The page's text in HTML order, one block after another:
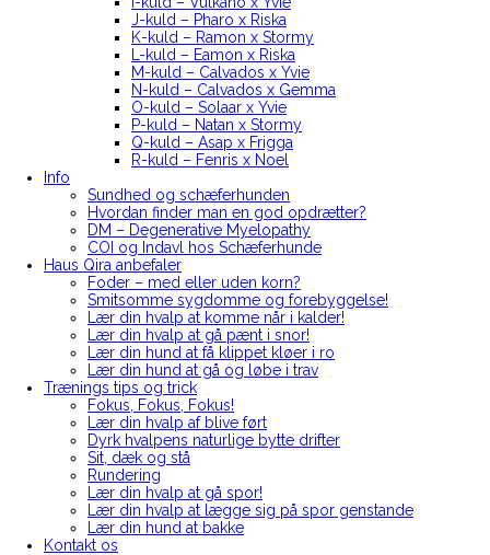
J-kuld – Pharo x Riska
K-kuld – Ramon x Stormy
L-kuld – Eamon x Riska
M-kuld – Calvados x Yvie
N-kuld – Calvados x Gemma
O-kuld – Solaar x Yvie
P-kuld – Natan x Stormy
Q-kuld – Asap x Frigga
R-kuld – Fenris x Noel
Info
Sundhed og schæferhunden
Hvordan finder man en god opdrætter?
DM – Degenerative Myelopathy
COI og Indavl hos Schæferhunde
Haus Qira anbefaler
Foder – med eller uden korn?
Smitsomme sygdomme og forebyggelse!
Lær din hvalp at komme når i kalder!
Lær din hvalp at gå pænt i snor!
Lær din hund at få klippet kløer i ro
Lær din hund at gå og løbe i trav
Trænings tips og trick
Fokus, Fokus, Fokus!
Lær din hvalp af blive ført
Dyrk hvalpens naturlige bytte drifter
Sit, dæk og stå
Rundering
Lær din hvalp at gå spor!
Lær din hvalp at lægge sig på spor genstande
Lær din hund at bakke
Kontakt os